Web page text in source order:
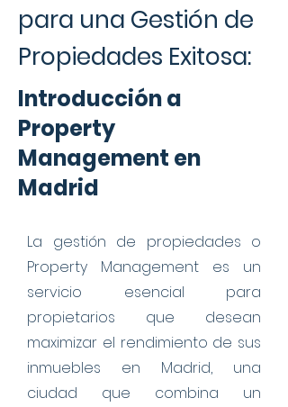
para una Gestión de
Propiedades Exitosa:
Introducción a
Property
Management en
Madrid
La gestión de propiedades o
Property Management es un
servicio esencial para
propietarios que desean
maximizar el rendimiento de sus
inmuebles en Madrid, una
ciudad que combina un